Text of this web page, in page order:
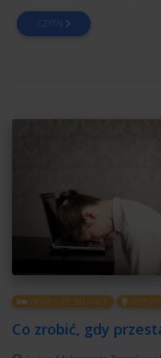
CZYTAJ
WORK-LIFE BALANCE
Co zrobić, gdy